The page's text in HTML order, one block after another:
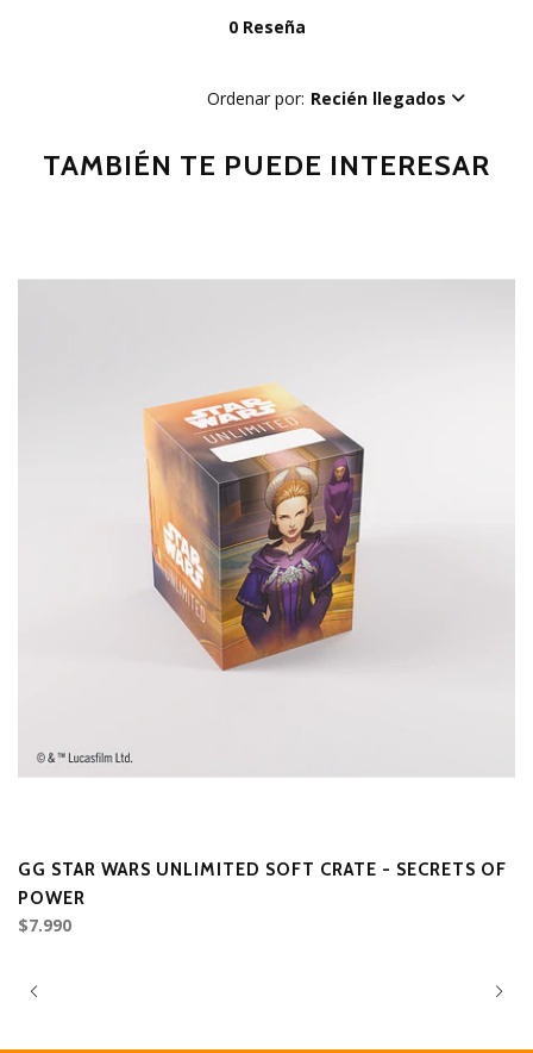
0 Reseña
Ordenar por: Recién llegados
TAMBIÉN TE PUEDE INTERESAR
GG STAR WARS UNLIMITED SOFT CRATE - SECRETS OF
POWER
$7.990